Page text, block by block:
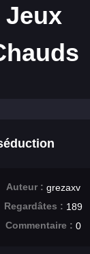
Jeux
Auteur : grezaxv
Regardâtes : 189
Commentaire : 0